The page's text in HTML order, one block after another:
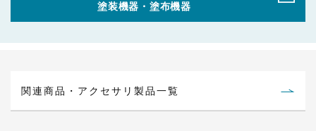
塗装機器・塗布機器
関連商品・アクセサリ製品一覧